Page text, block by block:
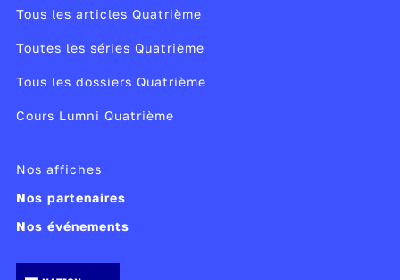
Tous les articles Quatrième
Toutes les séries Quatrième
Tous les dossiers Quatrième
Cours Lumni Quatrième
Nos affiches
Nos partenaires
Nos événements